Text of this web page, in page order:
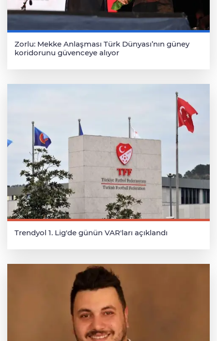
Zorlu: Mekke Anlaşması Türk Dünyası’nın güney
koridorunu güvenceye alıyor
Trendyol 1. Lig'de günün VAR'ları açıklandı